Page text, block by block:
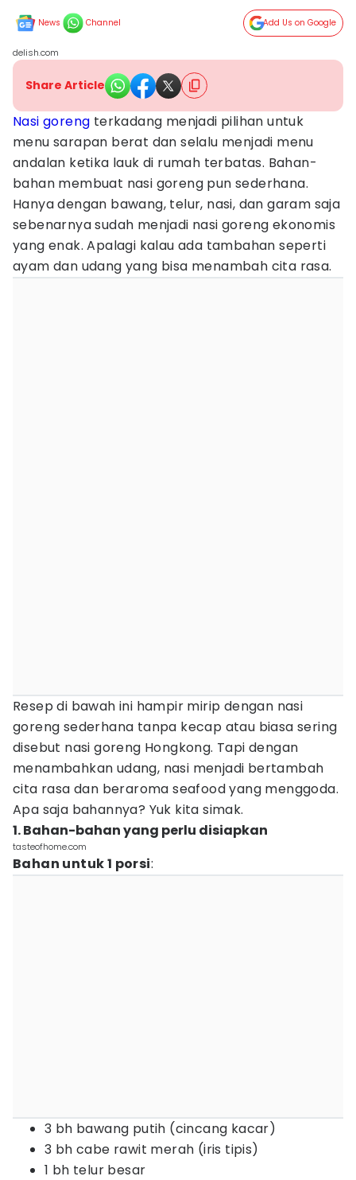
News Channel Add Us on Google
delish.com
Share Article
Nasi goreng terkadang menjadi pilihan untuk
menu sarapan berat dan selalu menjadi menu
andalan ketika lauk di rumah terbatas. Bahan-
bahan membuat nasi goreng pun sederhana.
Hanya dengan bawang, telur, nasi, dan garam saja
sebenarnya sudah menjadi nasi goreng ekonomis
yang enak. Apalagi kalau ada tambahan seperti
ayam dan udang yang bisa menambah cita rasa.
Resep di bawah ini hampir mirip dengan nasi
goreng sederhana tanpa kecap atau biasa sering
disebut nasi goreng Hongkong. Tapi dengan
menambahkan udang, nasi menjadi bertambah
cita rasa dan beraroma seafood yang menggoda.
Apa saja bahannya? Yuk kita simak.
1. Bahan-bahan yang perlu disiapkan
tasteofhome.com
Bahan untuk 1 porsi:
3 bh bawang putih (cincang kacar)
3 bh cabe rawit merah (iris tipis)
1 bh telur besar